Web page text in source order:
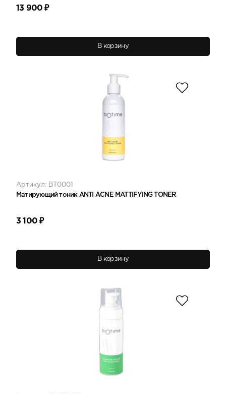
13 900₽
В корзину
Артикул: BT0001
Матирующий тоник ANTI AСNE MATTIFYING TONER
3 100₽
В корзину